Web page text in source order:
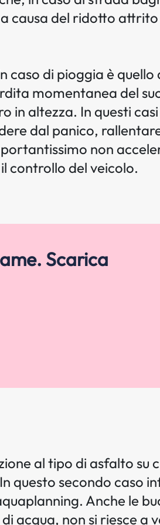
causa del ridotto
caso di pioggia è quello
momentanea del
in altezza. In questi
dal panico,
non
controllo del veicolo.
Scarica
al tipo di asfalto su
questo secondo caso
Anche le
acqua, non si riesce a